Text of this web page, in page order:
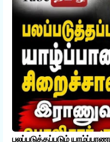
பலப்படுத்தப்படும்